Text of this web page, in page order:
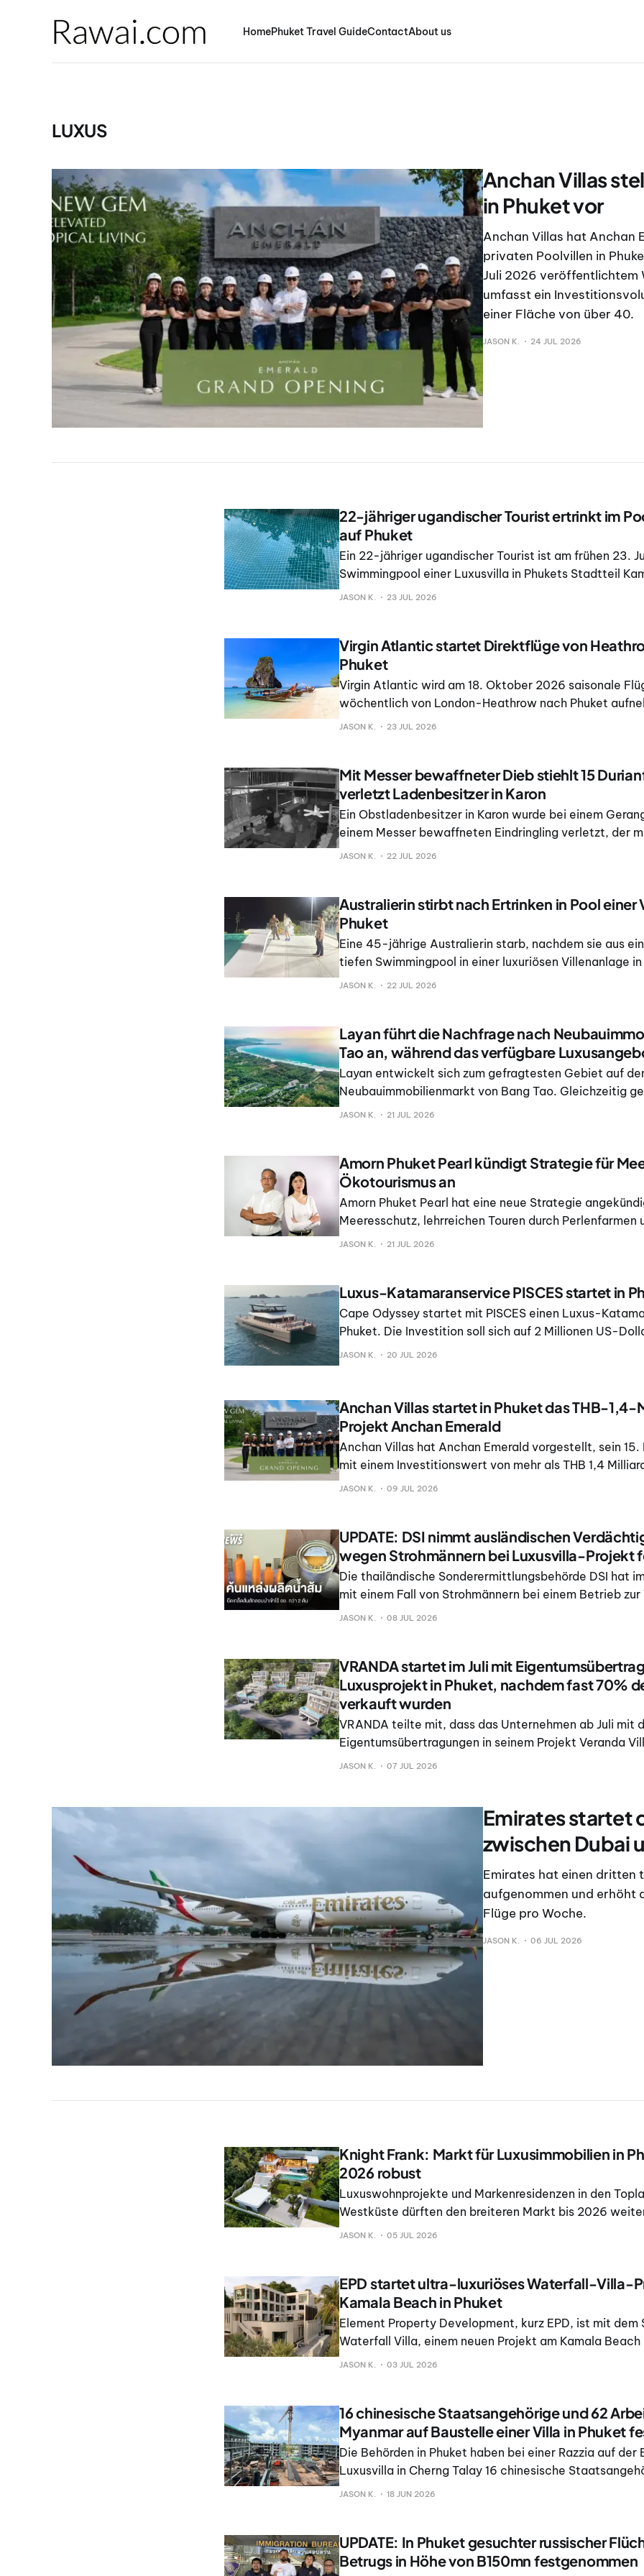
HomePhuket Travel GuideContactAbout us
LUXUS
Anchan Villas
in Phuket vor
Anchan Villas hat Anchan
privaten Poolvillen in
Juli 2026 veröffentlichtem
umfasst ein
einer Fläche von über 40.
JASON K. 24 JUL 2026
22-jähriger ugandischer Tourist ertrinkt im
auf Phuket
Ein 22-jähriger ugandischer Tourist ist am frühen 23.
Swimmingpool einer Luxusvilla in Phukets Stadtteil
wie die Polizei mitteilte. Die Polizei von Kamala erhielt
JASON K. 23 JUL 2026
Virgin Atlantic startet Direktflüge von
Phuket
Virgin Atlantic wird am 18. Oktober 2026 saisonale
wöchentlich von London-Heathrow nach Phuket
führt die Fluggesellschaft nach eigenen Angaben die
JASON K. 23 JUL 2026
Mit Messer bewaffneter Dieb stiehlt 15
verletzt Ladenbesitzer in Karon
Ein Obstladenbesitzer in Karon wurde bei einem
einem Messer bewaffneten Eindringling verletzt, der
erstklassigen Monthong-Durianfrüchten im Wert von
JASON K. 22 JUL 2026
Australierin stirbt nach Ertrinken in Pool einer
Phuket
Eine 45-jährige Australierin starb, nachdem sie aus
tiefen Swimmingpool in einer luxuriösen Villenanlage in
Thalang, geborgen worden war, teilte die Polizei mit.
JASON K. 22 JUL 2026
Layan führt die Nachfrage nach
Tao an, während das verfügbare
Layan entwickelt sich zum gefragtesten Gebiet auf
Neubauimmobilienmarkt von Bang Tao. Gleichzeitig
an Luxusimmobilien zurück, und die Verkäufe
JASON K. 21 JUL 2026
Amorn Phuket Pearl kündigt Strategie für
Ökotourismus an
Amorn Phuket Pearl hat eine neue Strategie
Meeresschutz, lehrreichen Touren durch Perlenfarmen
des Erbes von Phuket beruht. Dabei hob das
JASON K. 21 JUL 2026
Luxus-Katamaranservice PISCES startet in
Cape Odyssey startet mit PISCES einen Luxus-
Phuket. Die Investition soll sich auf 2 Millionen US-
Baht belaufen; der Betrieb soll im Juli 2026 beginnen.
JASON K. 20 JUL 2026
Anchan Villas startet in Phuket das THB-
Projekt Anchan Emerald
Anchan Villas hat Anchan Emerald vorgestellt, sein 15.
mit einem Investitionswert von mehr als THB 1,4
Fläche von über 40. 000 Quadratmetern in der
JASON K. 09 JUL 2026
UPDATE: DSI nimmt ausländischen
wegen Strohmännern bei Luxusvilla-Projekt
Die thailändische Sonderermittlungsbehörde DSI hat
mit einem Fall von Strohmännern bei einem Betrieb
Luxusvillen in Phuket einen ausländischen
JASON K. 08 JUL 2026
VRANDA startet im Juli mit
Luxusprojekt in Phuket, nachdem fast 70%
verkauft wurden
VRANDA teilte mit, dass das Unternehmen ab Juli mit
Eigentumsübertragungen in seinem Projekt Veranda
Phuket beginnen werde, nachdem der Umsatz auf
JASON K. 07 JUL 2026
Emirates startet
zwischen Dubai
Emirates hat einen dritten
aufgenommen und erhöht
Flüge pro Woche.
JASON K. 06 JUL 2026
Knight Frank: Markt für Luxusimmobilien in
2026 robust
Luxuswohnprojekte und Markenresidenzen in den
Westküste dürften den breiteren Markt bis 2026
so die Immobilienberatung Knight Frank Thailand.
JASON K. 05 JUL 2026
EPD startet ultra-luxuriöses Waterfall-Villa-
Kamala Beach in Phuket
Element Property Development, kurz EPD, ist mit dem
Waterfall Villa, einem neuen Projekt am Kamala Beach
in den ultra-luxuriösen Immobilienmarkt von Thailand
JASON K. 03 JUL 2026
16 chinesische Staatsangehörige und 62
Myanmar auf Baustelle einer Villa in Phuket
Die Behörden in Phuket haben bei einer Razzia auf der
Luxusvilla in Cherng Talay 16 chinesische
registrierte Wanderarbeiter aus Myanmar
JASON K. 18 JUN 2026
UPDATE: In Phuket gesuchter russischer
Betrugs in Höhe von B150mn festgenommen